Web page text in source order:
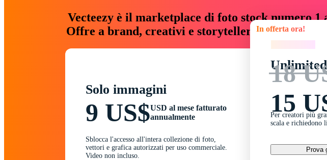
Vecteezy è il marketplace di foto stock numero
Offre a brand, creativi e storyteller risorse
Solo immagini
9 US$USD al mese fatturato
annualmente
Sblocca l'accesso all'intera collezione di foto,
vettori e grafica autorizzati per uso commerciale.
Video non incluso.
In offerta ora!
Unlimited
18
15
Per creatori più
scala e richiedono
Prova